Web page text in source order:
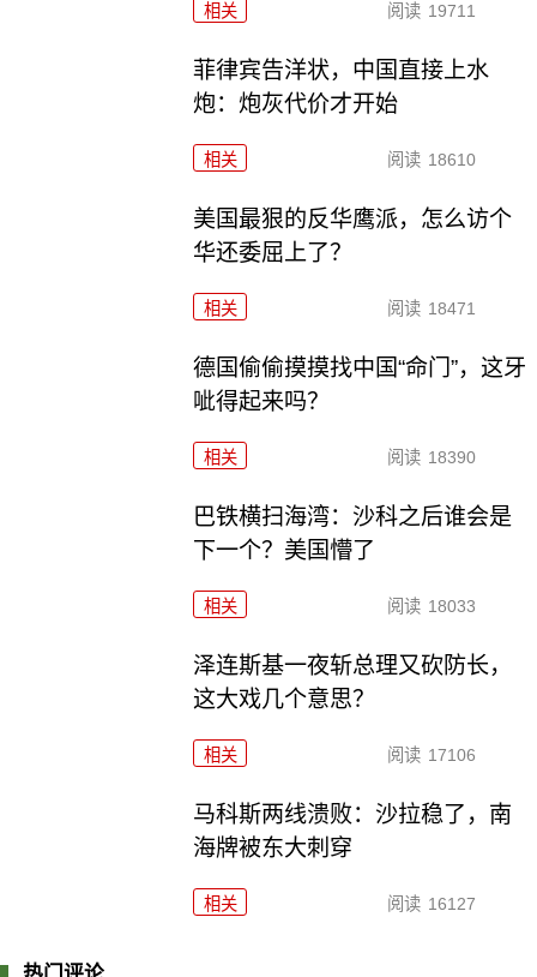
相关 阅读 19711
菲律宾告洋状，中国直接上水
炮：炮灰代价才开始
相关 阅读 18610
美国最狠的反华鹰派，怎么访个
华还委屈上了？
相关 阅读 18471
德国偷偷摸摸找中国“命门”，这牙
呲得起来吗？
相关 阅读 18390
巴铁横扫海湾：沙科之后谁会是
下一个？美国懵了
相关 阅读 18033
泽连斯基一夜斩总理又砍防长，
这大戏几个意思？
相关 阅读 17106
马科斯两线溃败：沙拉稳了，南
海牌被东大刺穿
相关 阅读 16127